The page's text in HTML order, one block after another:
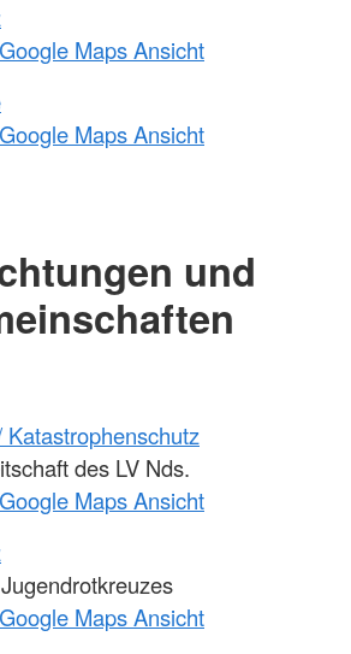
Maps Ansicht
Maps Ansicht
und
Katastrophenschutz
des LV Nds.
Maps Ansicht
Maps Ansicht